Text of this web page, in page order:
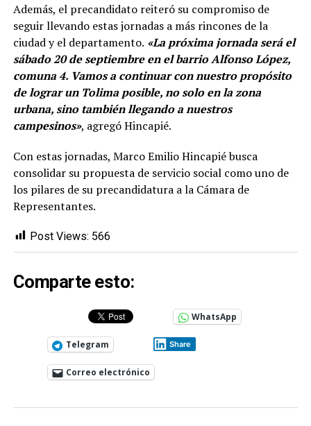
Además, el precandidato reiteró su compromiso de
seguir llevando estas jornadas a más rincones de la
ciudad y el departamento. «La próxima jornada será el
sábado 20 de septiembre en el barrio Alfonso López,
comuna 4. Vamos a continuar con nuestro propósito
de lograr un Tolima posible, no solo en la zona
urbana, sino también llegando a nuestros
campesinos», agregó Hincapié.
Con estas jornadas, Marco Emilio Hincapié busca
consolidar su propuesta de servicio social como uno de
los pilares de su precandidatura a la Cámara de
Representantes.
Post Views: 566
Comparte esto:
WhatsApp
Telegram Share
Correo electrónico